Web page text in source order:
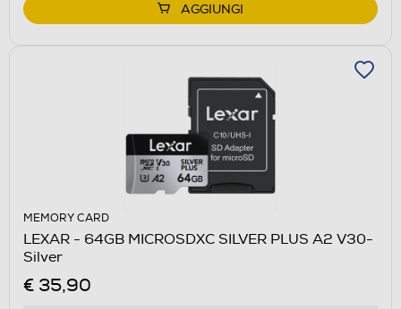
AGGIUNGI
MEMORY CARD
LEXAR - 64GB MICROSDXC SILVER PLUS A2 V30-
Silver
€ 35,90